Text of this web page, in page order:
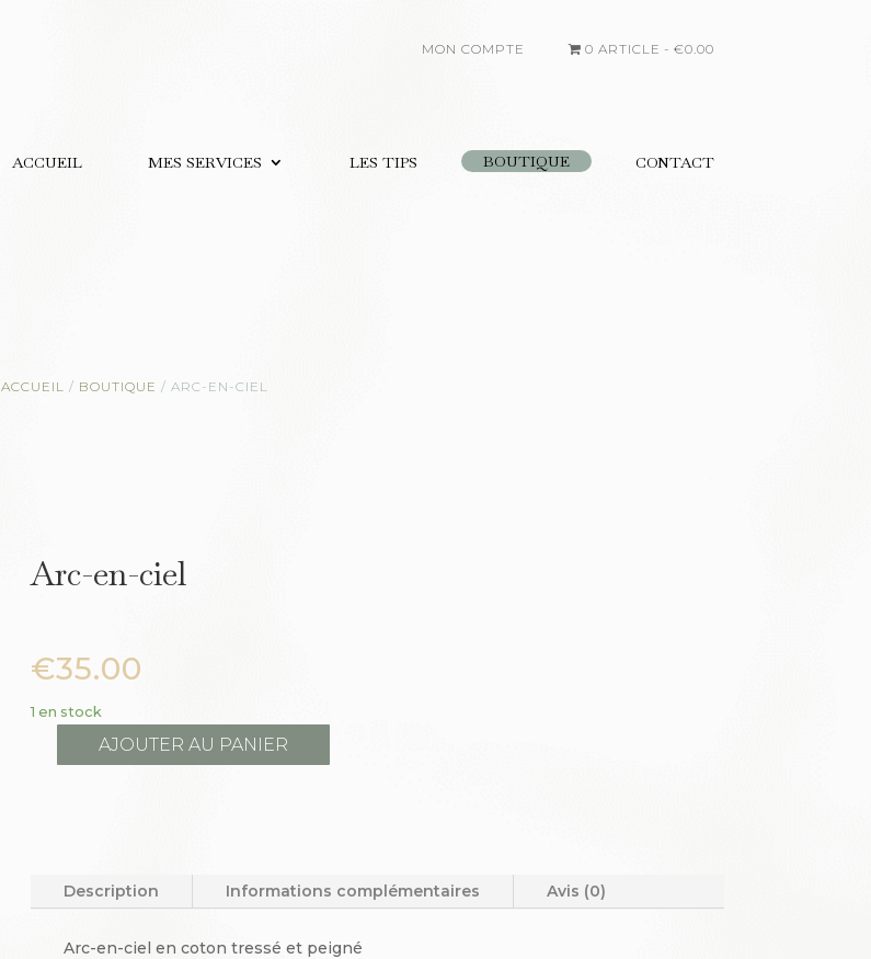
MON COMPTE 0 ARTICLE €0.00
ACCUEIL MES SERVICES LES TIPS BOUTIQUE CONTACT
ACCUEIL / BOUTIQUE / ARC-EN-CIEL
Arc-en-ciel
€35.00
1 en stock
AJOUTER AU PANIER
Description Informations complémentaires Avis (0)
Arc-en-ciel en coton tressé et peigné